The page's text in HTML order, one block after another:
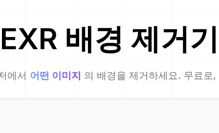
EXR 배경 제거기
에서 어떤 이미지 의 배경을 제거하세요. 무료로,